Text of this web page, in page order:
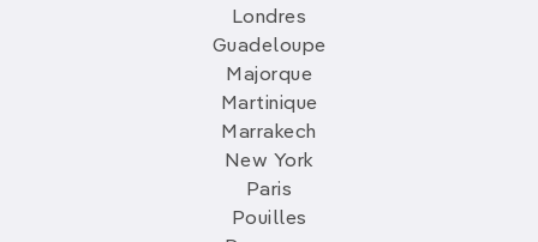
Londres
Guadeloupe
Majorque
Martinique
Marrakech
New York
Paris
Pouilles